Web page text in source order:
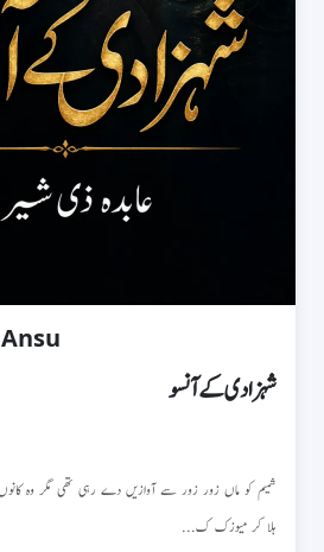
شہزادی کے آنسو
شمیم کو ماں زور زور سے آوازیں دے رہی تھی مگر وہ کانوں
ہلا کر میوزک ک...